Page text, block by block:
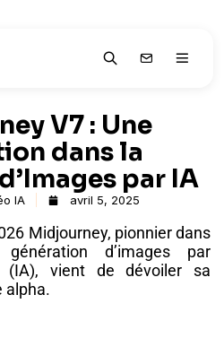
V7 : Une
dans la
par IA
IA avril 5, 2025
Midjourney, pionnier dans
d’images par
(IA), vient de dévoiler sa
alpha.